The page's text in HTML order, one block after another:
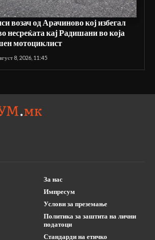
возач од Арачиново кој избегал
несреќата кај Радишани во која
мотоциклист
8, 2026, 11:45
За нас
Импресум
Услови за преземање
Политика за заштита на лични
податоци
Стандарди на етичко